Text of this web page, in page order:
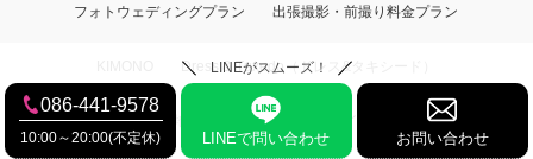
フォトウェディングプラン 出張撮影・前撮り料金プラン
Dress & Tuxedo（ドレス&タキシード）
ロケ地・ギャラリー
LINEがスムーズ！
086-441-9578
10:00～20:00(不定休) LINEで問い合わせ お問い合わせ